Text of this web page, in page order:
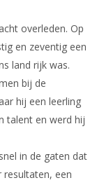
overleden. Op
en zeventig een
land rijk was.
bij de
hij een leerling
talent en werd hij
in de gaten dat
een